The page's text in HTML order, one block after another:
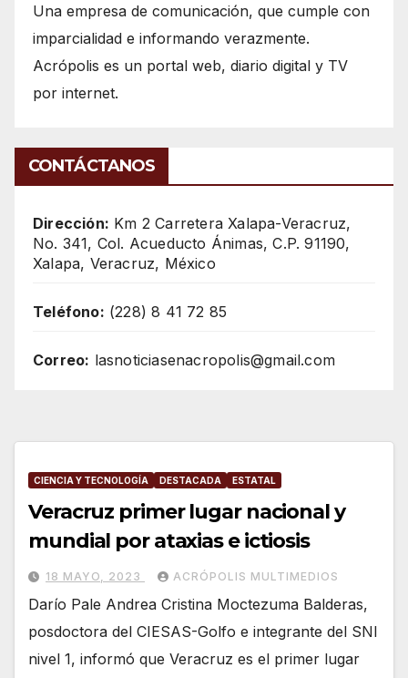
Una empresa de comunicación, que cumple con
imparcialidad e informando verazmente.
Acrópolis es un portal web, diario digital y TV
por internet.
CONTÁCTANOS
Dirección: Km 2 Carretera Xalapa-Veracruz,
No. 341, Col. Acueducto Ánimas, C.P. 91190,
Xalapa, Veracruz, México
Teléfono: (228) 8 41 72 85
Correo: lasnoticiasenacropolis@gmail.com
CIENCIA Y TECNOLOGÍA DESTACADA ESTATAL
Veracruz primer lugar nacional y
mundial por ataxias e ictiosis
18 MAYO, 2023 ACRÓPOLIS MULTIMEDIOS
Darío Pale Andrea Cristina Moctezuma Balderas,
posdoctora del CIESAS-Golfo e integrante del SNI
nivel 1, informó que Veracruz es el primer lugar